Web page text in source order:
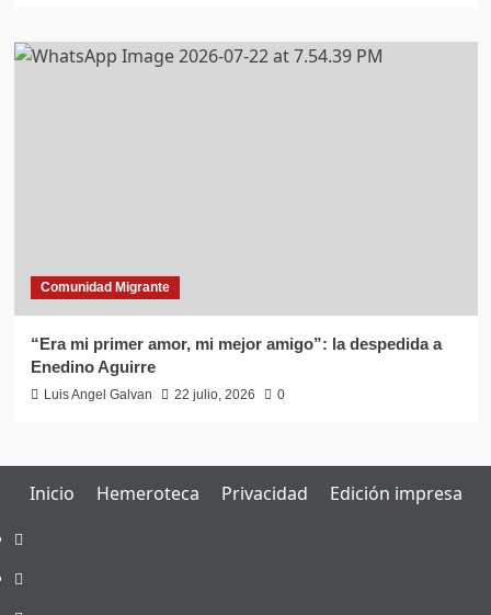
Comunidad Migrante
“Era mi primer amor, mi mejor amigo”: la despedida a
Enedino Aguirre
Luis Angel Galvan 22 julio, 2026 0
Inicio Hemeroteca Privacidad Edición impresa
Inicio
Hemeroteca